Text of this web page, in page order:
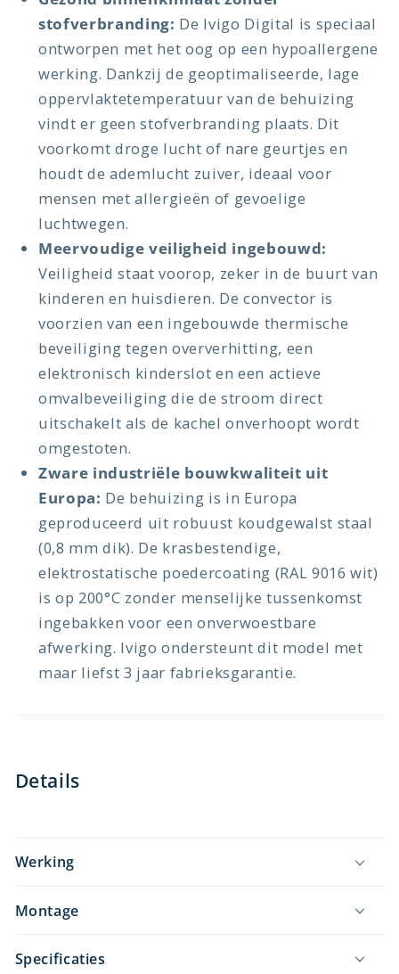
stofverbranding: De Ivigo Digital is speciaal
ontworpen met het oog op een hypoallergene
werking. Dankzij de geoptimaliseerde, lage
oppervlaktetemperatuur van de behuizing
vindt er geen stofverbranding plaats. Dit
voorkomt droge lucht of nare geurtjes en
houdt de ademlucht zuiver, ideaal voor
mensen met allergieën of gevoelige
luchtwegen.
Meervoudige veiligheid ingebouwd:
Veiligheid staat voorop, zeker in de buurt van
kinderen en huisdieren. De convector is
voorzien van een ingebouwde thermische
beveiliging tegen oververhitting, een
elektronisch kinderslot en een actieve
omvalbeveiliging die de stroom direct
uitschakelt als de kachel onverhoopt wordt
omgestoten.
Zware industriële bouwkwaliteit uit
Europa: De behuizing is in Europa
geproduceerd uit robuust koudgewalst staal
(0,8 mm dik). De krasbestendige,
elektrostatische poedercoating (RAL 9016 wit)
is op 200°C zonder menselijke tussenkomst
ingebakken voor een onverwoestbare
afwerking. Ivigo ondersteunt dit model met
maar liefst 3 jaar fabrieksgarantie.
Details
Werking
Montage
Specificaties